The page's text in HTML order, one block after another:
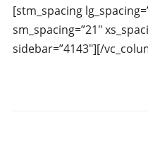
[stm_spacing
sm_spacing=”21″
sidebar=”4143″][/